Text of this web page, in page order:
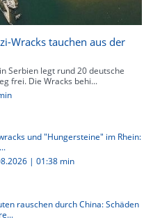
Wracks tauchen aus der
Serbien legt rund 20 deutsche
frei. Die Wracks behi...
und "Hungersteine" im Rhein:
| 01:38 min
rauschen durch China: Schäden